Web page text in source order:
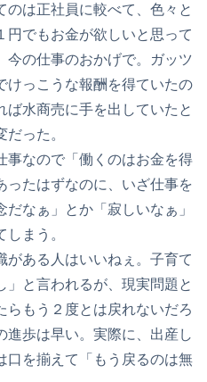
は正社員に較べて、色々と
円でもお金が欲しいと思って
今の仕事のおかげで。ガッツ
けっこうな報酬を得ていたの
ば水商売に手を出していたと
った。
事なので「働くのはお金を得
ったはずなのに、いざ仕事を
なぁ」とか「寂しいなぁ」
まう。
がある人はいいねぇ。子育て
」と言われるが、現実問題と
らもう２度とは戻れないだろ
進歩は早い。実際に、出産し
口を揃えて「もう戻るのは無